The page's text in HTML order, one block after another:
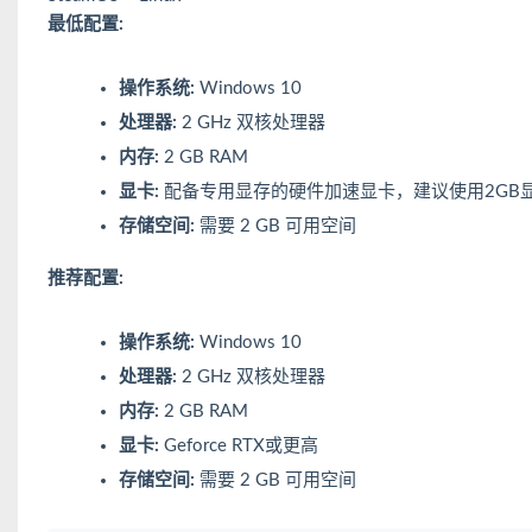
最低配置:
操作系统: Windows 10
处理器: 2 GHz 双核处理器
内存: 2 GB RAM
显卡: 配备专用显存的硬件加速显卡，建议使用2GB
存储空间: 需要 2 GB 可用空间
推荐配置:
操作系统: Windows 10
处理器: 2 GHz 双核处理器
内存: 2 GB RAM
显卡: Geforce RTX或更高
存储空间: 需要 2 GB 可用空间